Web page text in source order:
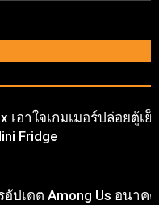
เอาใจเกมเมอร์ปล่อยตู้เย็
Fridge
อัปเดต Among Us อนาคต